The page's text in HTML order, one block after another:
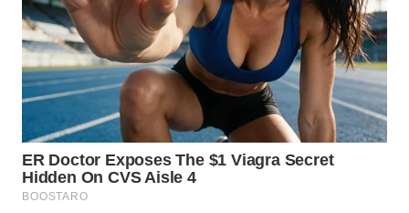
WN
NUSANTARA
WN
WN
JATIM